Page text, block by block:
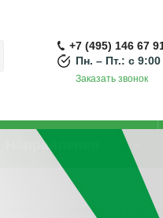
+7 (495) 146 67
Пн. – Пт.: с
Заказать звонок
Направления
Соединительная муфта